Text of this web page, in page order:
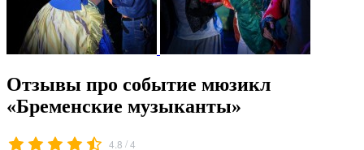
Отзывы про событие мюзикл
«Бременские музыканты»
4.8 /4